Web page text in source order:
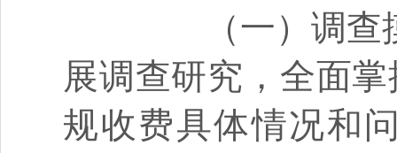
（一）调查
展调查研究，全面
规收费具体情况和